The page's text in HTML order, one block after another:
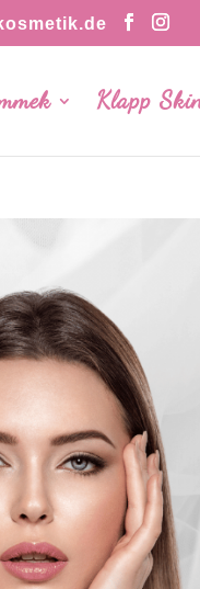
Klapp